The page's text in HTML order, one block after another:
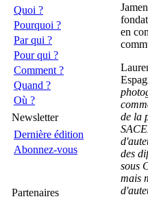
Quoi ?
Pourquoi ?
Par qui ?
Pour qui ?
Comment ?
Quand ?
Où ?
Newsletter
Dernière édition
Abonnez-vous
Partenaires
en
de la
des
sous
mais